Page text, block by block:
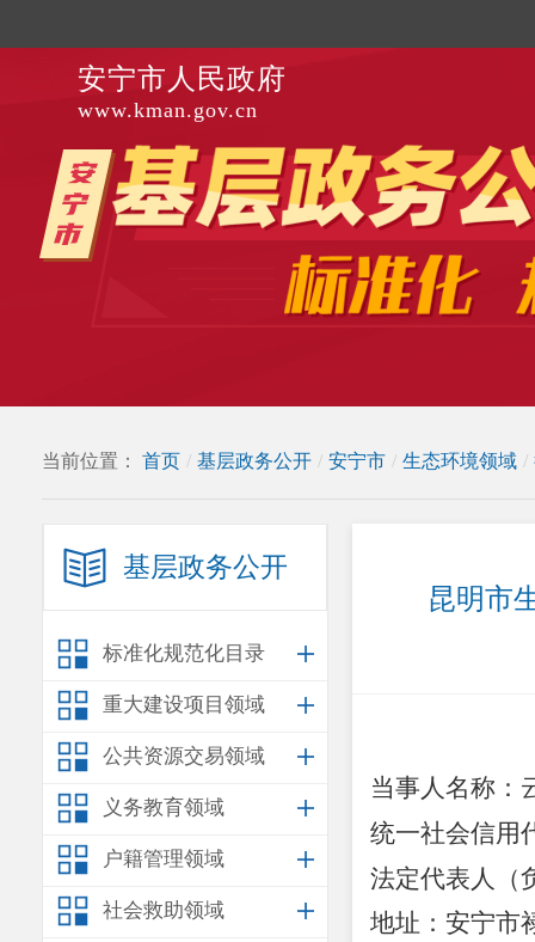
安宁市人民政府
www.kman.gov.cn
当前位置： 首页 / 基层政务公开 / 安宁市 / 生态环境领域 /
基层政务公开
标准化规范化目录
重大建设项目领域
公共资源交易领域
义务教育领域
户籍管理领域
社会救助领域
昆明市
当事人名称：
统一社会信用
法定代表人（
地址：安宁市